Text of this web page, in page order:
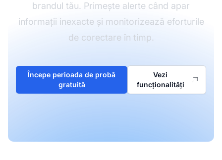
brandul tău. Primește alerte când apar
informații inexacte și monitorizează eforturile
de corectare în timp.
Începe perioada de probă
gratuită
Vezi
funcționalități